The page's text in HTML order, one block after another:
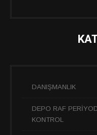
DANIŞMANLIK
DEPO RAF
KONTROL